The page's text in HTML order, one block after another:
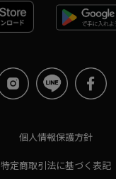
個人情報保護方針
特定商取引法に基づく表記